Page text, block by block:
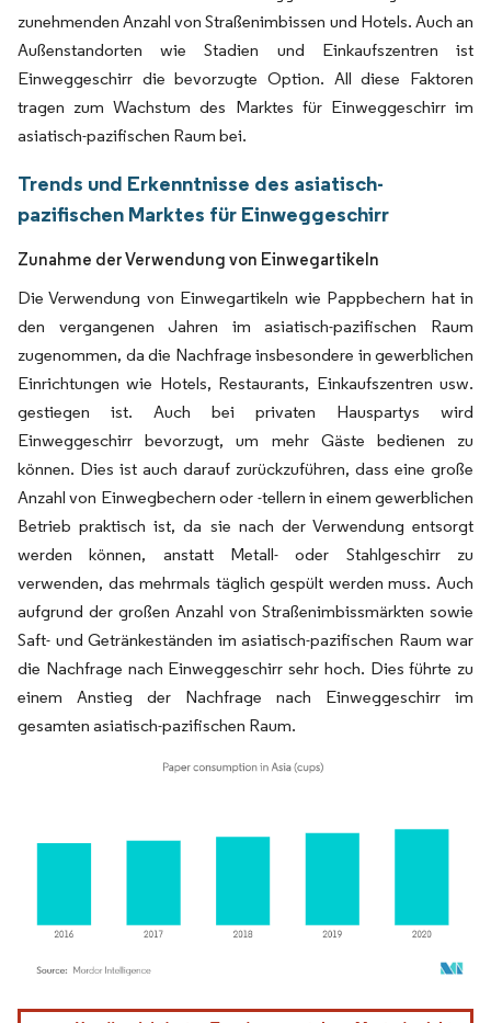
zunehmenden Anzahl von Straßenimbissen und Hotels. Auch an
Außenstandorten wie Stadien und Einkaufszentren ist
Einweggeschirr die bevorzugte Option. All diese Faktoren
tragen zum Wachstum des Marktes für Einweggeschirr im
asiatisch-pazifischen Raum bei.
Trends und Erkenntnisse des asiatisch-
pazifischen Marktes für Einweggeschirr
Zunahme der Verwendung von Einwegartikeln
Die Verwendung von Einwegartikeln wie Pappbechern hat in
den vergangenen Jahren im asiatisch-pazifischen Raum
zugenommen, da die Nachfrage insbesondere in gewerblichen
Einrichtungen wie Hotels, Restaurants, Einkaufszentren usw.
gestiegen ist. Auch bei privaten Hauspartys wird
Einweggeschirr bevorzugt, um mehr Gäste bedienen zu
können. Dies ist auch darauf zurückzuführen, dass eine große
Anzahl von Einwegbechern oder -tellern in einem gewerblichen
Betrieb praktisch ist, da sie nach der Verwendung entsorgt
werden können, anstatt Metall- oder Stahlgeschirr zu
verwenden, das mehrmals täglich gespült werden muss. Auch
aufgrund der großen Anzahl von Straßenimbissmärkten sowie
Saft- und Getränkeständen im asiatisch-pazifischen Raum war
die Nachfrage nach Einweggeschirr sehr hoch. Dies führte zu
einem Anstieg der Nachfrage nach Einweggeschirr im
gesamten asiatisch-pazifischen Raum.
Bild © Mordor Intelligence. Wiederverwendung erfordert Namensnennung gemäß